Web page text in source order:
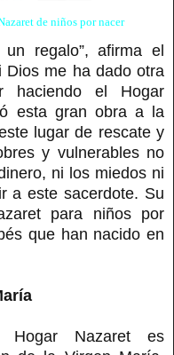
de niños por nacer
regalo”, afirma el
Dios me ha dado otra
haciendo el Hogar
esta gran obra a la
lugar de rescate y
y vulnerables no
ni los miedos ni
a este sacerdote. Su
para niños por
que han nacido en
Hogar Nazaret es